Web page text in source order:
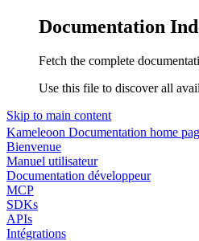
Documentation
Fetch the complete
Use this file to discover all
Skip to main content
Kameleoon Documentation home
Bienvenue
Manuel utilisateur
Documentation développeur
MCP
SDKs
APIs
Intégrations